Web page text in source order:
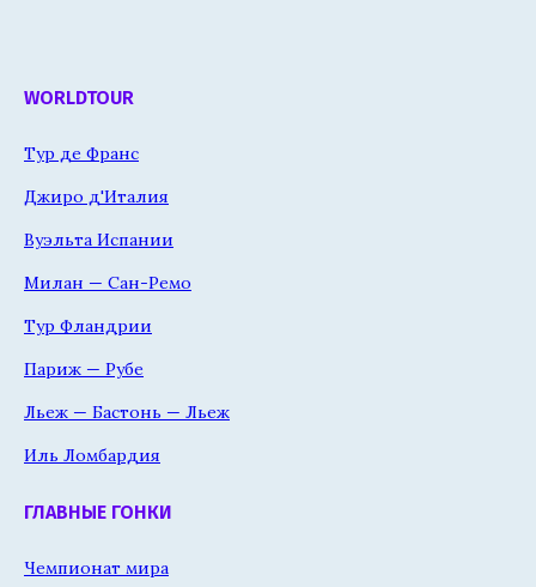
WORLDTOUR
Тур де Франс
Джиро д'Италия
Вуэльта Испании
Милан — Сан-Ремо
Тур Фландрии
Париж — Рубе
Льеж — Бастонь — Льеж
Иль Ломбардия
ГЛАВНЫЕ ГОНКИ
Чемпионат мира